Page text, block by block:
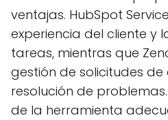
ventajas. HubSpot
experiencia del cliente y
tareas, mientras que
gestión de solicitudes
resolución de
de la herramienta